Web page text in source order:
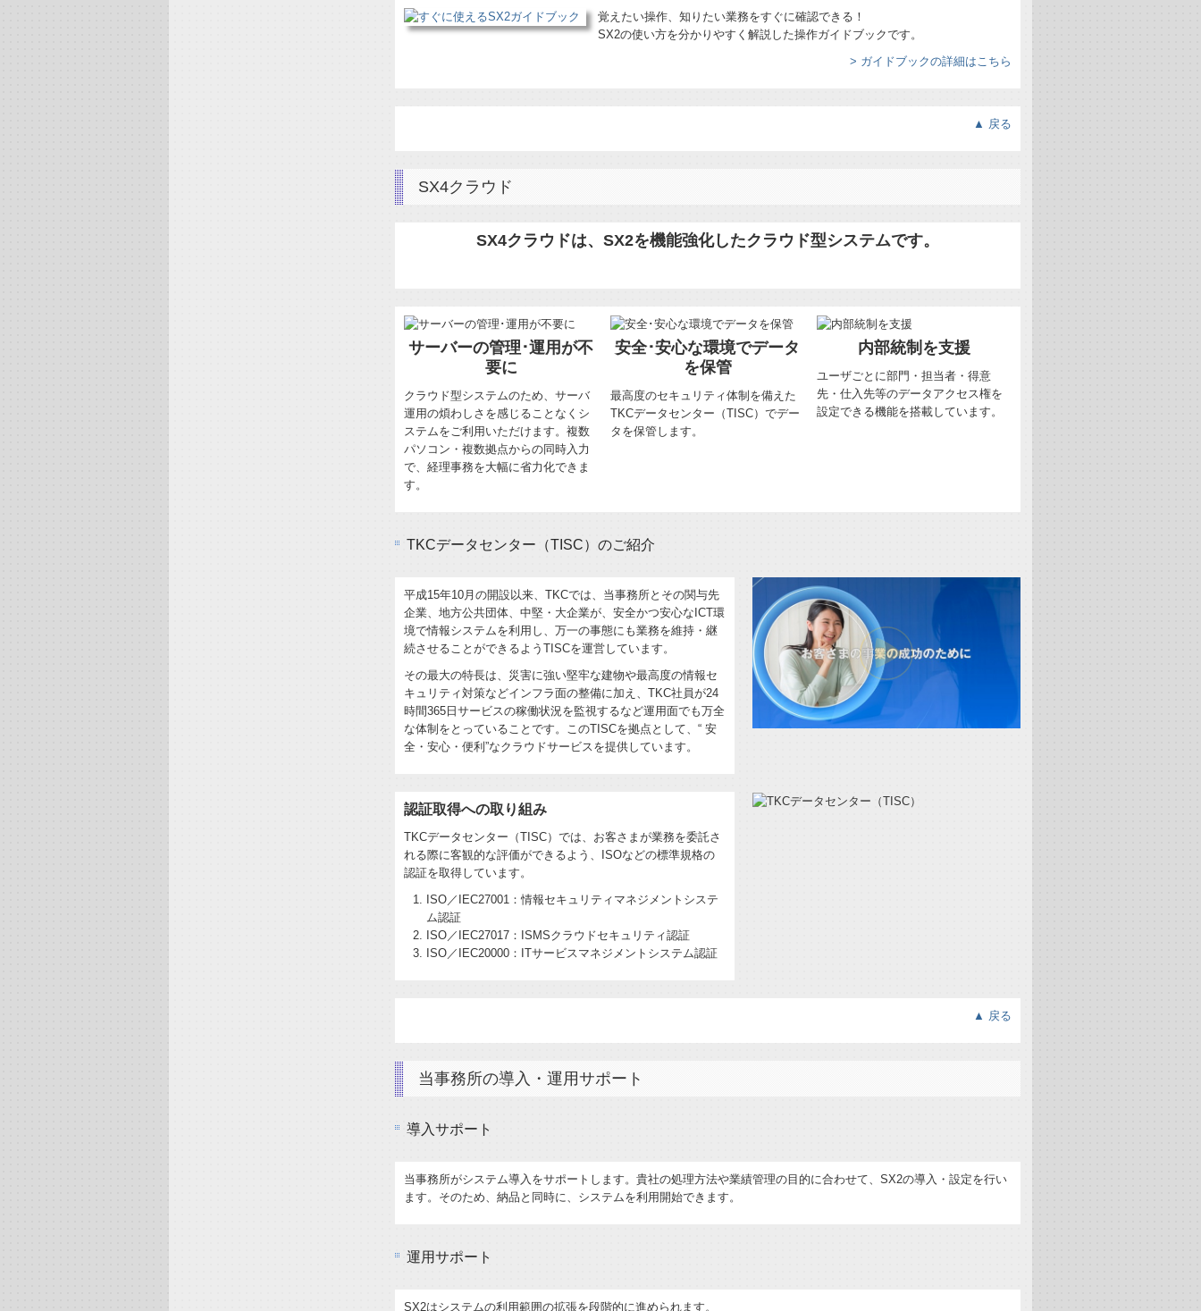
覚えたい操作、知りたい業務をすぐに確認できる！
SX2の使い方を分かりやすく解説した操作ガイドブックです。
> ガイドブックの詳細はこちら
▲ 戻る
SX4クラウド
SX4クラウドは、SX2を機能強化したクラウド型システムです。
サーバーの管理･運用が不
要に
クラウド型システムのため、サーバ
運用の煩わしさを感じることなくシ
ステムをご利用いただけます。複数
パソコン・複数拠点からの同時入力
で、経理事務を大幅に省力化できま
す。
安全･安心な環境でデータ
を保管
最高度のセキュリティ体制を備えた
TKCデータセンター（TISC）でデー
タを保管します。
内部統制を支援
ユーザごとに部門・担当者・得意
先・仕入先等のデータアクセス権を
設定できる機能を搭載しています。
TKCデータセンター（TISC）のご紹介
平成15年10月の開設以来、TKCでは、当事務所とその関与先
企業、地方公共団体、中堅・大企業が、安全かつ安心なICT環
境で情報システムを利用し、万一の事態にも業務を維持・継
続させることができるようTISCを運営しています。
その最大の特長は、災害に強い堅牢な建物や最高度の情報セ
キュリティ対策などインフラ面の整備に加え、TKC社員が24
時間365日サービスの稼働状況を監視するなど運用面でも万全
な体制をとっていることです。このTISCを拠点として、“ 安
全・安心・便利”なクラウドサービスを提供しています。
認証取得への取り組み
TKCデータセンター（TISC）では、お客さまが業務を委託さ
れる際に客観的な評価ができるよう、ISOなどの標準規格の
認証を取得しています。
ISO／IEC27001：情報セキュリティマネジメントシステ
ム認証
ISO／IEC27017：ISMSクラウドセキュリティ認証
ISO／IEC20000：ITサービスマネジメントシステム認証
▲ 戻る
当事務所の導入・運用サポート
導入サポート
当事務所がシステム導入をサポートします。貴社の処理方法や業績管理の目的に合わせて、SX2の導入・設定を行い
ます。そのため、納品と同時に、システムを利用開始できます。
運用サポート
SX2はシステムの利用範囲の拡張を段階的に進められます。